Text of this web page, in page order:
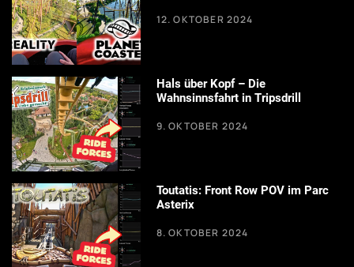
12. OKTOBER 2024
Hals über Kopf – Die
Wahnsinnsfahrt in Tripsdrill
9. OKTOBER 2024
Toutatis: Front Row POV im Parc
Asterix
8. OKTOBER 2024